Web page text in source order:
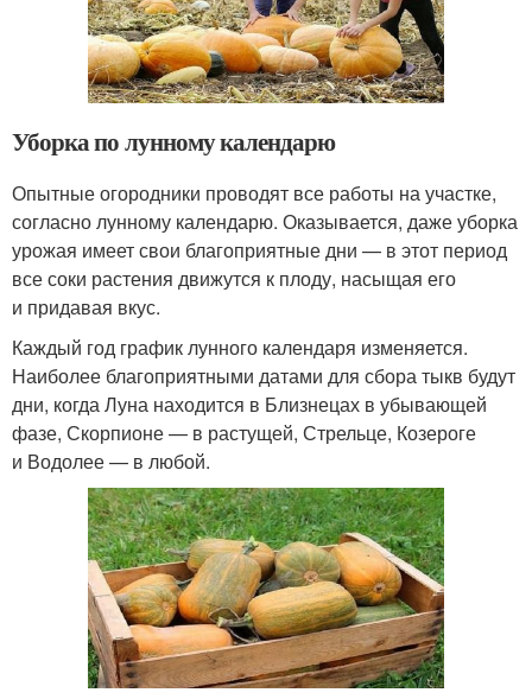
Уборка по лунному календарю
Опытные огородники проводят все работы на участке,
согласно лунному календарю. Оказывается, даже уборка
урожая имеет свои благоприятные дни — в этот период
все соки растения движутся к плоду, насыщая его
и придавая вкус.
Каждый год график лунного календаря изменяется.
Наиболее благоприятными датами для сбора тыкв будут
дни, когда Луна находится в Близнецах в убывающей
фазе, Скорпионе — в растущей, Стрельце, Козероге
и Водолее — в любой.